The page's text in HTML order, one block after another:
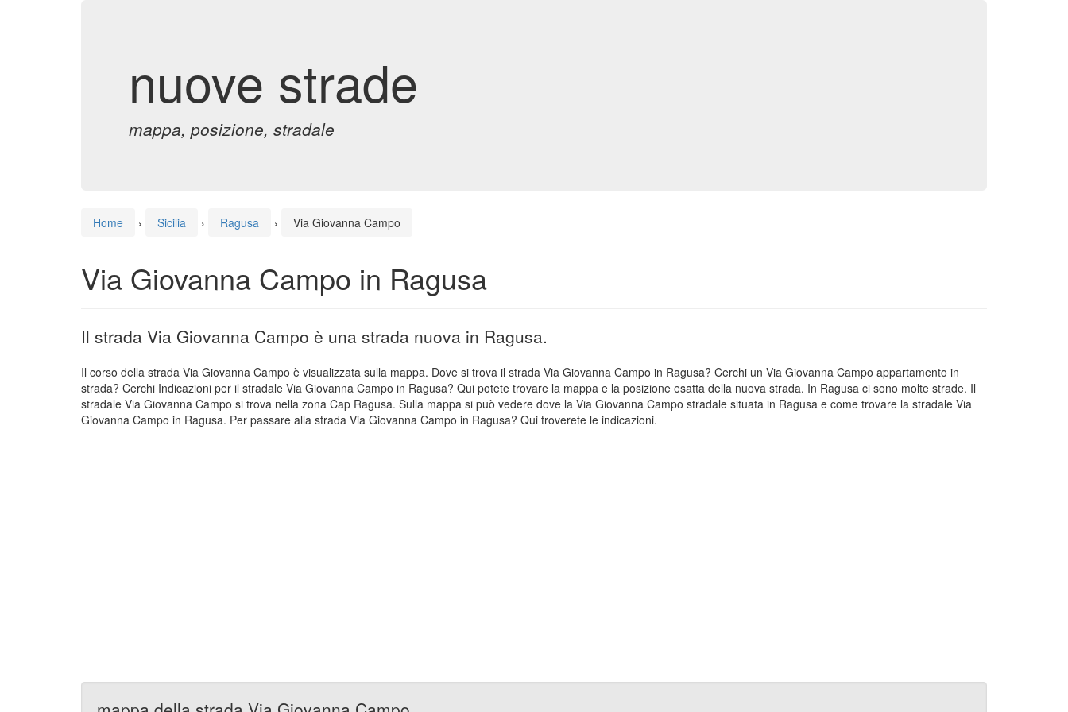
nuove strade
mappa, posizione, stradale
Home › Sicilia › Ragusa › Via Giovanna Campo
Via Giovanna Campo in Ragusa
Il strada Via Giovanna Campo è una strada nuova in Ragusa.
Il corso della strada Via Giovanna Campo è visualizzata sulla mappa. Dove si trova il strada Via Giovanna Campo in Ragusa? Cerchi un Via Giovanna Campo appartamento in
strada? Cerchi Indicazioni per il stradale Via Giovanna Campo in Ragusa? Qui potete trovare la mappa e la posizione esatta della nuova strada. In Ragusa ci sono molte strade. Il
stradale Via Giovanna Campo si trova nella zona Cap Ragusa. Sulla mappa si può vedere dove la Via Giovanna Campo stradale situata in Ragusa e come trovare la stradale Via
Giovanna Campo in Ragusa. Per passare alla strada Via Giovanna Campo in Ragusa? Qui troverete le indicazioni.